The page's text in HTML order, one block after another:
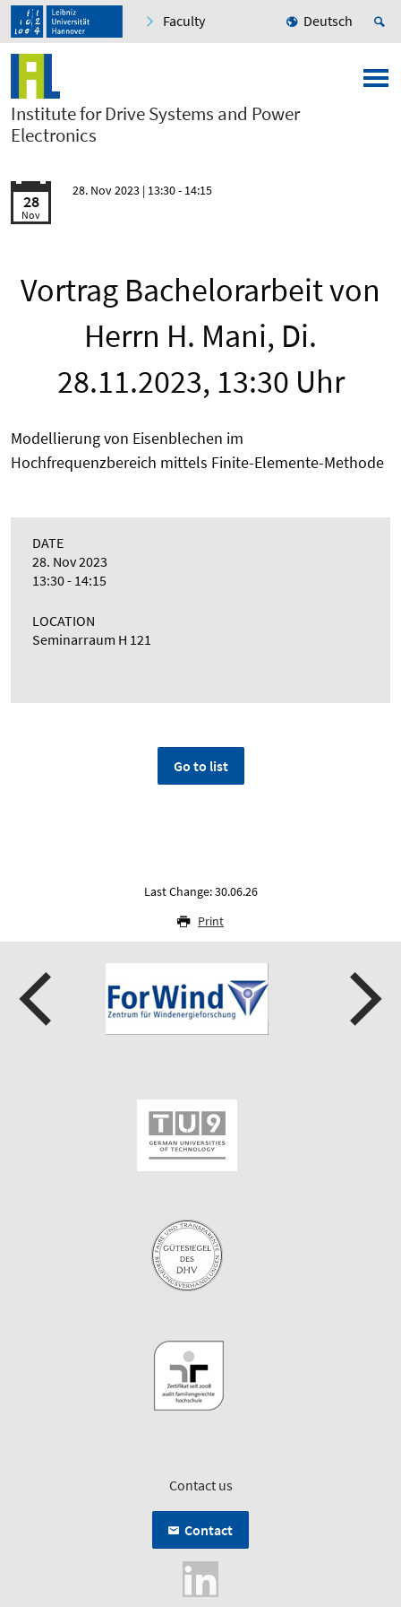
Faculty Deutsch
Institute for Drive Systems and Power
Electronics
28
Nov
28. Nov 2023 | 13:30 - 14:15
Vortrag Bachelorarbeit von
Herrn H. Mani, Di.
28.11.2023, 13:30 Uhr
Modellierung von Eisenblechen im
Hochfrequenzbereich mittels Finite-Elemente-Methode
DATE
28. Nov 2023
13:30 - 14:15
LOCATION
Seminarraum H 121
Go to list
Last Change: 30.06.26
Print
Contact us
Contact